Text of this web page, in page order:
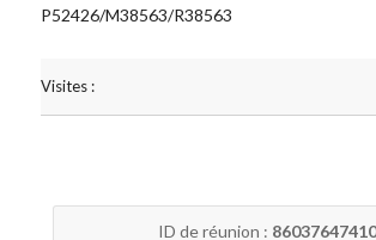
P52426/M38563/R38563
Visites :
ID de réunion :